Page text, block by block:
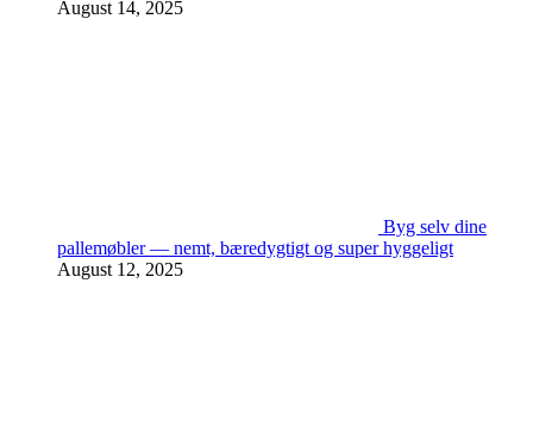
August 14, 2025
Byg selv dine
pallemøbler — nemt, bæredygtigt og super hyggeligt
August 12, 2025